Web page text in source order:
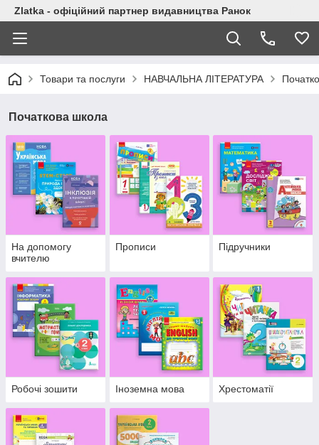
Zlatka - офіційний партнер видавництва Ранок
Товари та послуги НАВЧАЛЬНА ЛІТЕРАТУРА
Початкова школа
На допомогу
вчителю
Прописи Підручники
Робочі зошити Іноземна мова Хрестоматії